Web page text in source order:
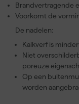
Brandvertragende
Voorkomt de
De nadelen:
Kalkverf is
Niet
poreuze
Op een
worden